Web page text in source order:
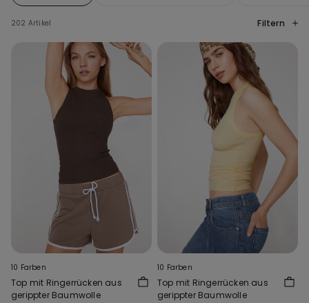
202 Artikel Filtern
10 Farben
Top mit Ringerrücken aus
gerippter Baumwolle
10 Farben
Top mit Ringerrücken aus
gerippter Baumwolle